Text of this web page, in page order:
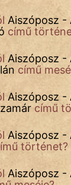
Aiszóposz -
című
Aiszóposz -
című
Aiszóposz -
című
Aiszóposz -
történet?
Aiszóposz -